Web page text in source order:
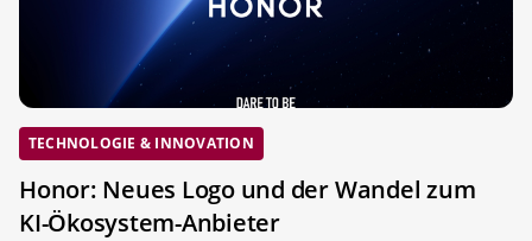
TECHNOLOGIE & INNOVATION
Honor: Neues Logo und der Wandel zum
KI-Ökosystem-Anbieter